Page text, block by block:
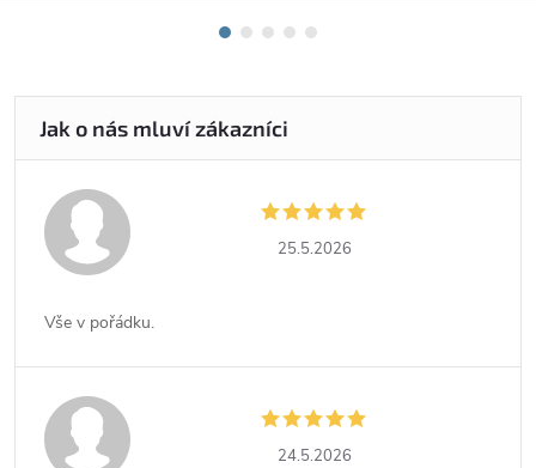
25.5.2026
Vše v pořádku.
24.5.2026